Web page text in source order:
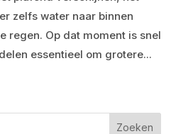
zelfs water naar binnen
regen. Op dat moment is snel
essentieel om grotere...
Zoeken